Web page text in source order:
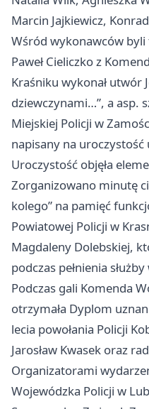
Marcin Jajkiewicz,
Wśród wykonawców
Paweł Cieliczko z
Kraśniku wykonał utwór
dziewczynami…”, a asp.
Miejskiej Policji w
napisany na uroczystość
Uroczystość objęła
Zorganizowano minutę
kolego” na pamięć
Powiatowej Policji w
Magdaleny Dolebskiej,
podczas pełnienia
Podczas gali Komenda
otrzymała Dyplom
lecia powołania Policji
Jarosław Kwasek oraz
Organizatorami
Wojewódzka Policji w